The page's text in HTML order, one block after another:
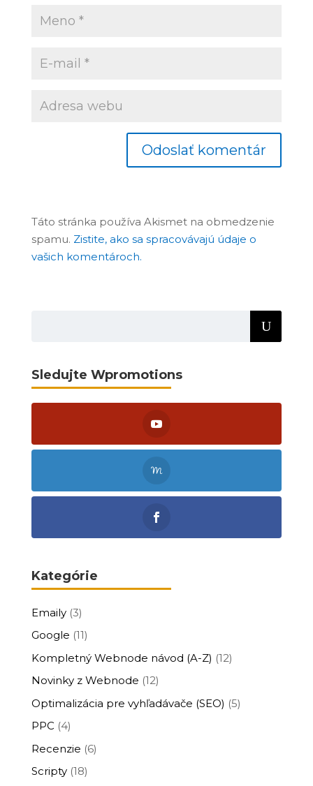
Táto stránka používa Akismet na obmedzenie
spamu. Zistite, ako sa spracovávajú údaje o
vašich komentároch.
Sledujte Wpromotions
Kategórie
Emaily(3)
Google (11)
Kompletný Webnode návod (A-Z) (12)
Novinky z Webnode (12)
Optimalizácia pre vyhľadávače (SEO) (5)
PPC (4)
Recenzie (6)
Scripty(18)